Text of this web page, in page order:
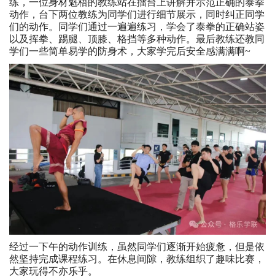
练，一位身材魁梧的教练站在擂台上讲解并示范正确的泰拳
动作，台下两位教练为同学们进行细节展示，同时纠正同学
们的动作。同学们通过一遍遍练习，学会了泰拳的正确站姿
以及挥拳、踢腿、顶膝、格挡等多种动作。最后教练还教同
学们一些简单易学的防身术，大家学完后安全感满满啊~
经过一下午的动作训练，虽然同学们逐渐开始疲惫，但是依
然坚持完成课程练习。在休息间隙，教练组织了趣味比赛，
大家玩得不亦乐乎。